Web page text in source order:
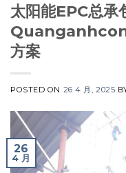
太阳能EPC总承
方案
POSTED ON 26 4 月, 2025
26
4 月